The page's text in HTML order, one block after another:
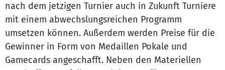
nach dem jetzigen Turnier auch in Zukunft Turniere
mit einem abwechslungsreichen Programm
umsetzen können. Außerdem werden Preise für die
Gewinner in Form von Medaillen Pokale und
Gamecards angeschafft. Neben den Materiellen